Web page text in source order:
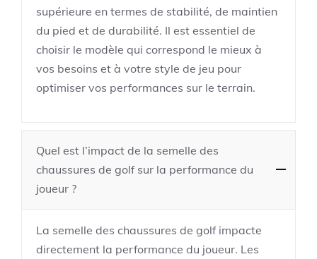
supérieure en termes de stabilité, de maintien
du pied et de durabilité. Il est essentiel de
choisir le modèle qui correspond le mieux à
vos besoins et à votre style de jeu pour
optimiser vos performances sur le terrain.
Quel est l’impact de la semelle des
chaussures de golf sur la performance du
joueur ?
La semelle des chaussures de golf impacte
directement la performance du joueur. Les